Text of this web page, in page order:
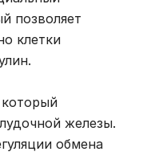
позволяет
клетки
железы.
обмена